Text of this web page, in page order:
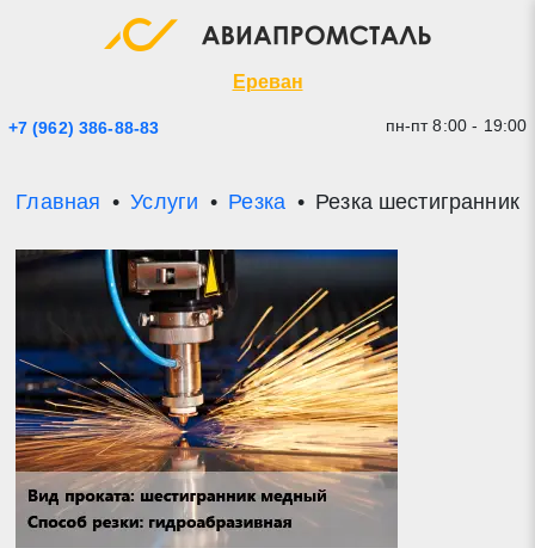
Ереван
+7 (962) 386-88-83 пн-пт 8:00 - 19:00
Главная Услуги Резка Резка шестигранник
Экспресс заявка
* - обязательные поля для заполнения
Прикрепить файл (до 20 mb)
Отправить заявку